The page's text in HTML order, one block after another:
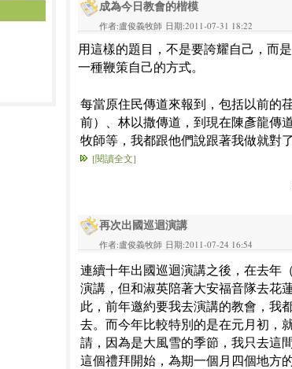
成為今日教會的楷模
作者:盧俊義牧師 日期:2011-07-31 18:22
用這樣的題目，不是要誇耀自己，而
一種鞭策自己的方式。
每當原住民傳道來報到，包括以前的
前）、林以撒傳道，到現在陳彥龍傳
牧師等，我都跟他們說跟著我做就對了
[閱讀全文]
再次出國巡迴演講
作者:盧俊義牧師 日期:2011-07-24 16:54
連續十年出國巡迴演講之後，在去年
演講，但和淑英陪著大安福音隊去花
此，前年邀約要我去演講的教會，我
去。而今年比較特別的是在元月初，
請，因為是大風雪的季節，我只去這
這個禮拜開始，為期一個月四個地方